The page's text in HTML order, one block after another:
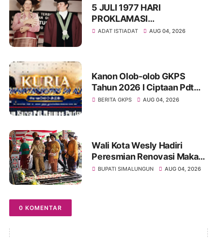
5 JULI 1977 HARI
PROKLAMASI
KEMERDEKAAN BAHASA
ADAT ISTIADAT AUG 04, 2026
Kanon Olob-olob GKPS
Tahun 2026 I Ciptaan Pdt
Mannes Purba I Kuria
BERITA GKPS AUG 04, 2026
Wali Kota Wesly Hadiri
Peresmian Renovasi Makam
dr. Djasamen Saragih, Ajak
BUPATI SIMALUNGUN AUG 04, 2026
0 KOMENTAR